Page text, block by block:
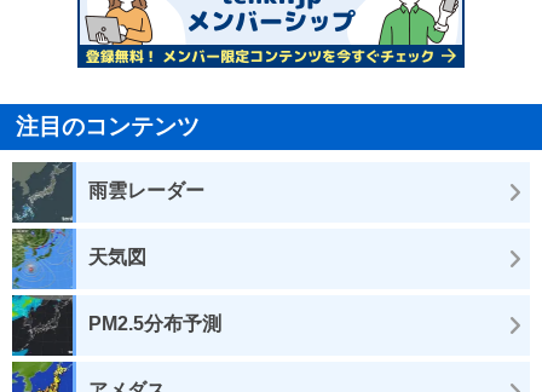
注目のコンテンツ
雨雲レーダー
天気図
PM2.5分布予測